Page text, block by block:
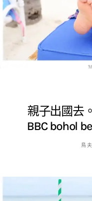
親子出國去
BBC bohol
鳥